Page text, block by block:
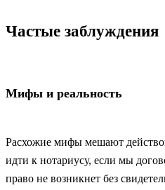
Частые заблуждения
Мифы и реальность
Расхожие мифы мешают
идти к нотариусу, если мы
право не возникнет без